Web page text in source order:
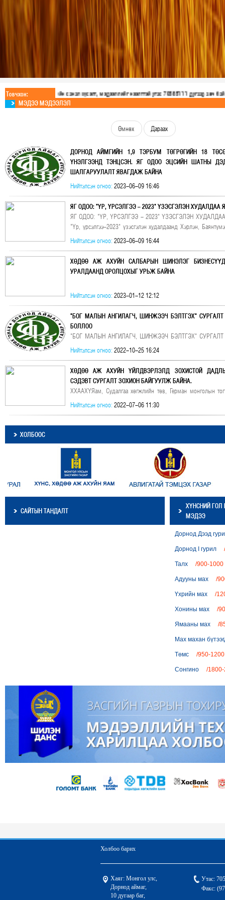
Товчхон:санал хүсэлт, мэдээллийг нээлттэй утас 70585111 дугаар авч байна.
МЭДЭЭ МЭДЭЭЛЭЛ
Өмнөх Дараах
ДОРНОД АЙМГИЙН 1,9 ТЭРБУМ ТӨГРӨГИЙН 18
ҮНЭЛГЭЭНД ТЭНЦСЭН. ЯГ ОДОО ЭЦСИЙН ШАТНЫ
ШАЛГАРУУЛАЛТ ЯВАГДАЖ БАЙНА
АЗДТГ ын А200-р захирамжаар батлагдсан дэд хорооны
Нийтэлсэн огноо: 2023-06-09 16:46
ЯГ ОДОО: "ҮР, ҮРСЭЛГЭЭ - 2023" ҮЗЭСГЭЛЭН ХУДАЛДАА
ЯГ ОДОО: "ҮР, ҮРСЭЛГЭЭ - 2023" ҮЗЭСГЭЛЭН
"Үр, үрсэлгээ-2023" үзэсгэлэн худалдаанд Хэрлэн,
нэр төрлийн үр, үрслэг, тарьц суулгац, мандлын цэцгийн
Нийтэлсэн огноо: 2023-06-09 16:44
ХӨДӨӨ АЖ АХУЙН САЛБАРЫН ШИНЭЛЭГ
УРАЛДААНД ОРОЛЦОХЫГ УРЬЖ БАЙНА
Нийтэлсэн огноо: 2023-01-12 12:12
"БОГ МАЛЫН АНГИЛАГЧ, ШИНЖЭЭЧ БЭЛТГЭХ" СУРГАЛТ
БОЛЛОО
"БОГ МАЛЫН АНГИЛАГЧ, ШИНЖЭЭЧ БЭЛТГЭХ"
БОЛЛОО
Нийтэлсэн огноо: 2022-10-25 16:24
ХӨДӨӨ АЖ АХУЙН ҮЙЛДВЭРЛЭЛД ЗОХИСТОЙ
СЭДЭВТ СУРГАЛТ ЗОХИОН БАЙГУУЛЖ БАЙНА.
ХХААХҮЯам, Судалгаа хөгжлийн төв, Герман монголын
хамтран "Хөдөө аж ахуйн үйлдвэрлэлд зохистой дадлыг
Нийтэлсэн огноо: 2022-07-06 11:30
ХОЛБООС
САЙТЫН ТАНДАЛТ
ХҮНСНИЙ ГОЛ
МЭДЭЭ
Дорнод Дээд
Дорнод I гурил
Талх /900-1000
Адууны мах /
Үхрийн мах /
Хонины мах /
Ямааны мах /
Мах махан
Төмс /950-1200
Сонгино /1800-
Байцаа/1500-
Сармис/5500-
Ургамлын тос/
Өндөг /480-700
Шингэн сүү /
Холбоо барих
Хаяг: Монгол улс,
Дорнод аймаг,
10 дугаар баг,
Утас:
Факс: